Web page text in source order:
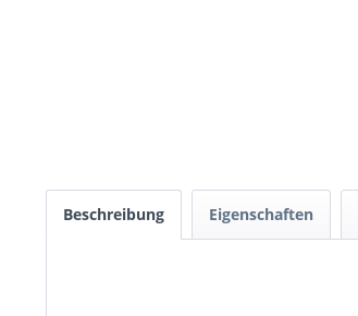
Beschreibung Eigenschaften